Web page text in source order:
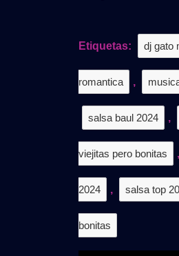
Etiquetas: dj gato
romantica ,
salsa baul 2024 ,
viejitas pero bonitas ,
2024 , salsa top
bonitas